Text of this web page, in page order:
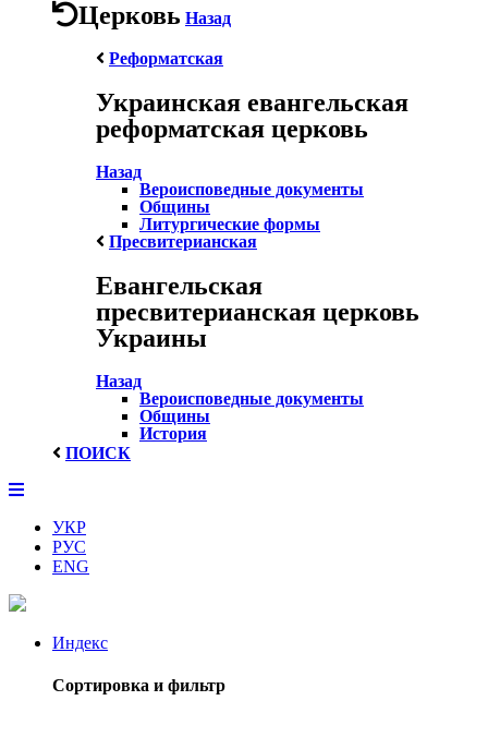
Церковь Назад
Реформатская
Украинская евангельская
реформатская церковь
Назад
Вероисповедные документы
Общины
Литургические формы
Пресвитерианская
Евангельская
пресвитерианская церковь
Украины
Назад
Вероисповедные документы
Общины
История
ПОИСК
УКР
РУС
ENG
Индекс
Сортировка и фильтр